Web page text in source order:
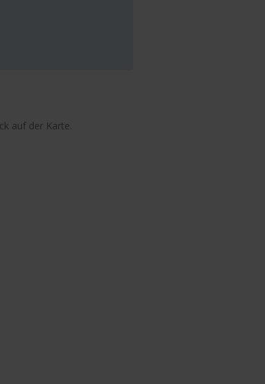
auf der Karte.